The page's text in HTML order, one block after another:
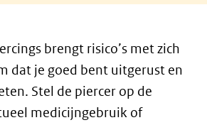
brengt risico’s met zich
dat je goed bent uitgerust en
Stel de piercer op de
medicijngebruik of